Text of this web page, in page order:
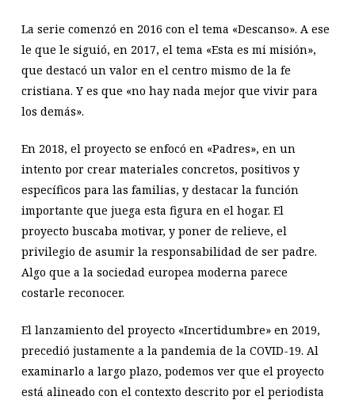
La serie comenzó en 2016 con el tema «Descanso». A ese
le que le siguió, en 2017, el tema «Esta es mi misión»,
que destacó un valor en el centro mismo de la fe
cristiana. Y es que «no hay nada mejor que vivir para
los demás».
En 2018, el proyecto se enfocó en «Padres», en un
intento por crear materiales concretos, positivos y
específicos para las familias, y destacar la función
importante que juega esta figura en el hogar. El
proyecto buscaba motivar, y poner de relieve, el
privilegio de asumir la responsabilidad de ser padre.
Algo que a la sociedad europea moderna parece
costarle reconocer.
El lanzamiento del proyecto «Incertidumbre» en 2019,
precedió justamente a la pandemia de la COVID-19. Al
examinarlo a largo plazo, podemos ver que el proyecto
está alineado con el contexto descrito por el periodista